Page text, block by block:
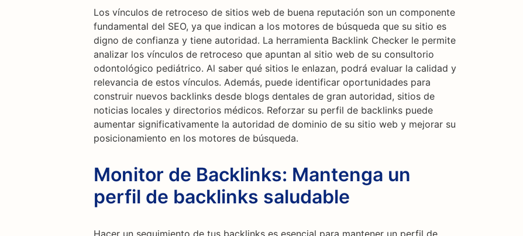
Los vínculos de retroceso de sitios web de buena reputación son un componente
fundamental del SEO, ya que indican a los motores de búsqueda que su sitio es
digno de confianza y tiene autoridad. La herramienta Backlink Checker le permite
analizar los vínculos de retroceso que apuntan al sitio web de su consultorio
odontológico pediátrico. Al saber qué sitios le enlazan, podrá evaluar la calidad y
relevancia de estos vínculos. Además, puede identificar oportunidades para
construir nuevos backlinks desde blogs dentales de gran autoridad, sitios de
noticias locales y directorios médicos. Reforzar su perfil de backlinks puede
aumentar significativamente la autoridad de dominio de su sitio web y mejorar su
posicionamiento en los motores de búsqueda.
Monitor de Backlinks: Mantenga un
perfil de backlinks saludable
Hacer un seguimiento de tus backlinks es esencial para mantener un perfil de